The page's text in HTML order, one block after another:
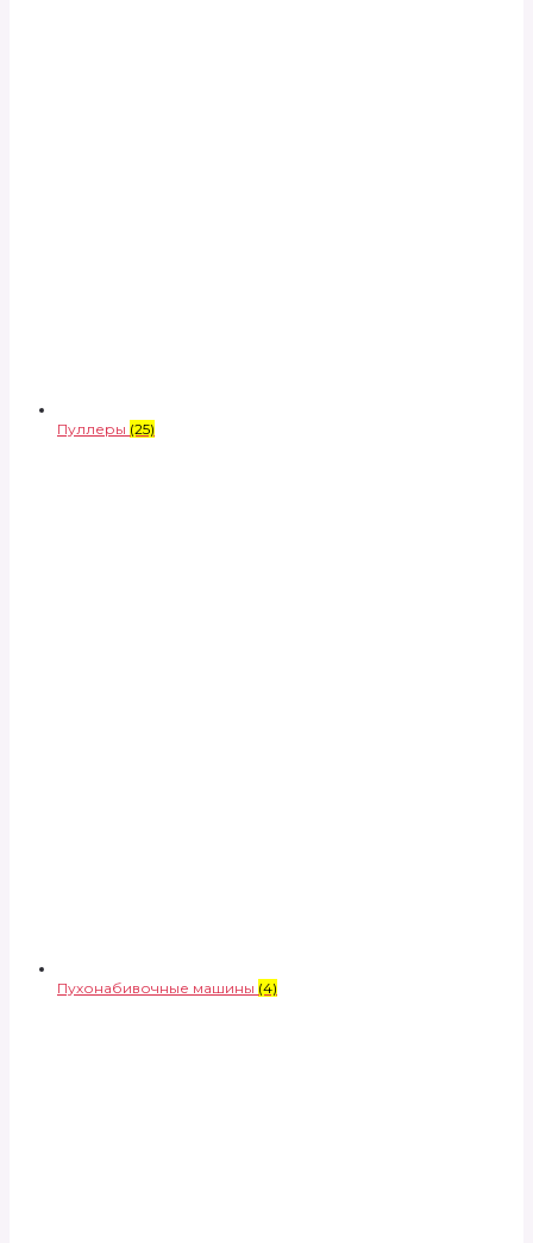
Пуллеры (25)
Пухонабивочные машины (4)